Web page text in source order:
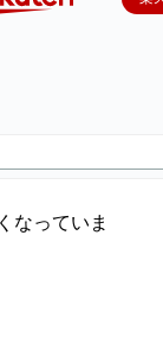
なっていま